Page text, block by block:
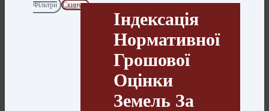
Фільтри
Скинути
Індексація
Нормативної
Грошової
Оцінки
Земель За